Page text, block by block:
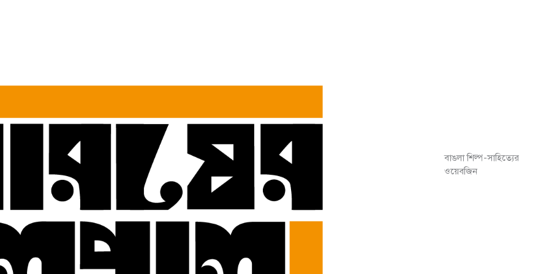
বাঙলা শিল্প-সাহিত্যের
ওয়েবজিন